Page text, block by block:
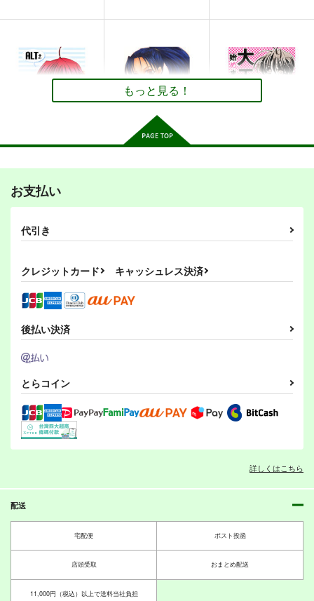
Altergott
550
サンプル
330
サンプル
330
サンプル
ALT＋ VOL：1
220円（税込）
ALT＋ VOL：2
550円（税込）
ALT＋ VOL：4
Altergott
550円（税込）
もっと見る！
お支払い
代引き
クレジットカード キャッシュレス決済
後払い決済
とらコイン
詳しくはこちら
配送
宅配便 ポスト投函
店頭受取 おまとめ配送
11,000円（税込）以上で送料当社負担